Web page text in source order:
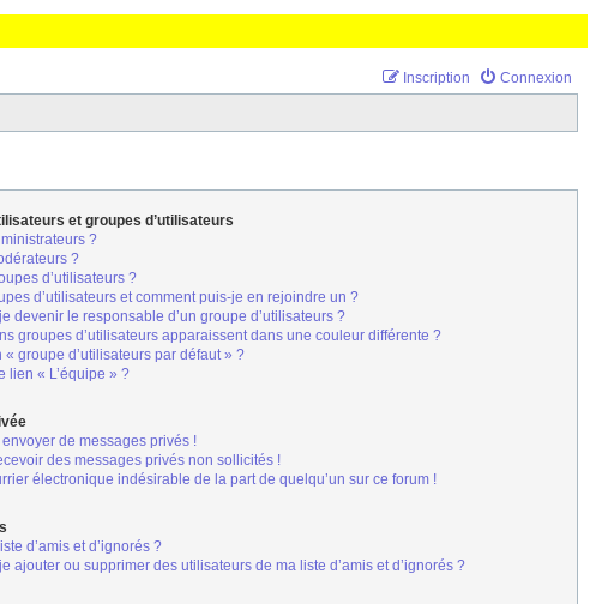
Connexion
Inscription
et groupes d’utilisateurs
?
?
d’utilisateurs ?
d’utilisateurs et comment puis-je en rejoindre un ?
devenir le responsable d’un groupe d’utilisateurs ?
groupes d’utilisateurs apparaissent dans une couleur différente ?
« groupe d’utilisateurs par défaut » ?
lien « L’équipe » ?
de messages privés !
des messages privés non sollicités !
électronique indésirable de la part de quelqu’un sur ce forum !
d’amis et d’ignorés ?
ajouter ou supprimer des utilisateurs de ma liste d’amis et d’ignorés ?